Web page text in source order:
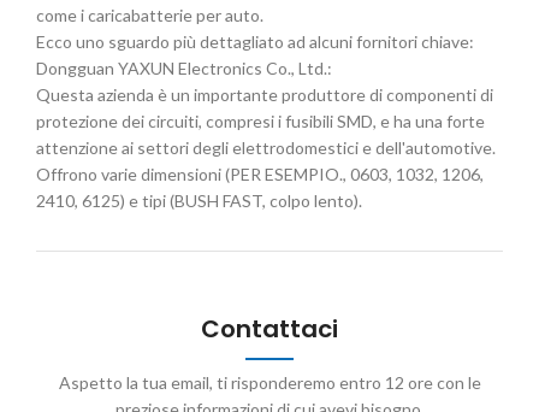
come i caricabatterie per auto.
Ecco uno sguardo più dettagliato ad alcuni fornitori chiave:
Dongguan YAXUN Electronics Co., Ltd.:
Questa azienda è un importante produttore di componenti di
protezione dei circuiti, compresi i fusibili SMD, e ha una forte
attenzione ai settori degli elettrodomestici e dell'automotive.
Offrono varie dimensioni (PER ESEMPIO., 0603, 1032, 1206,
2410, 6125) e tipi (BUSH FAST, colpo lento).
Contattaci
Aspetto la tua email, ti risponderemo entro 12 ore con le